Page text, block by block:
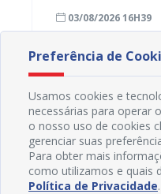
divulgado nesta
03/08/2026 16H39
Preferência de
Usamos cookies e
necessárias para operar
o nosso uso de cookies
gerenciar suas
Para obter mais
como utilizamos e quais
Política de Privacidade.